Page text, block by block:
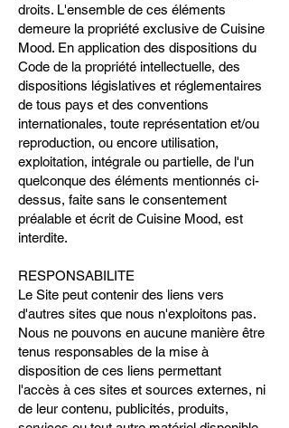
droits. L'ensemble de ces éléments
demeure la propriété exclusive de Cuisine
Mood. En application des dispositions du
Code de la propriété intellectuelle, des
dispositions législatives et réglementaires
de tous pays et des conventions
internationales, toute représentation et/ou
reproduction, ou encore utilisation,
exploitation, intégrale ou partielle, de l'un
quelconque des éléments mentionnés ci-
dessus, faite sans le consentement
préalable et écrit de Cuisine Mood, est
interdite.
RESPONSABILITE
Le Site peut contenir des liens vers
d'autres sites que nous n'exploitons pas.
Nous ne pouvons en aucune manière être
tenus responsables de la mise à
disposition de ces liens permettant
l'accès à ces sites et sources externes, ni
de leur contenu, publicités, produits,